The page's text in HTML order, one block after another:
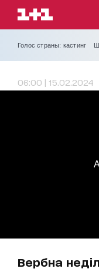
Голос страны: кастинг
06:00 | 15.02.2024
Вербна